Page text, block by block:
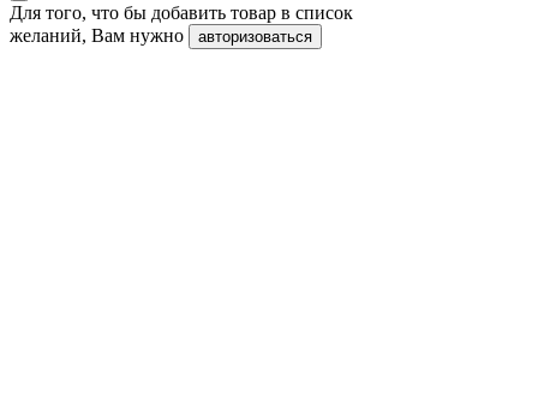
Для того, что бы добавить товар в список
желаний, Вам нужно
авторизоваться